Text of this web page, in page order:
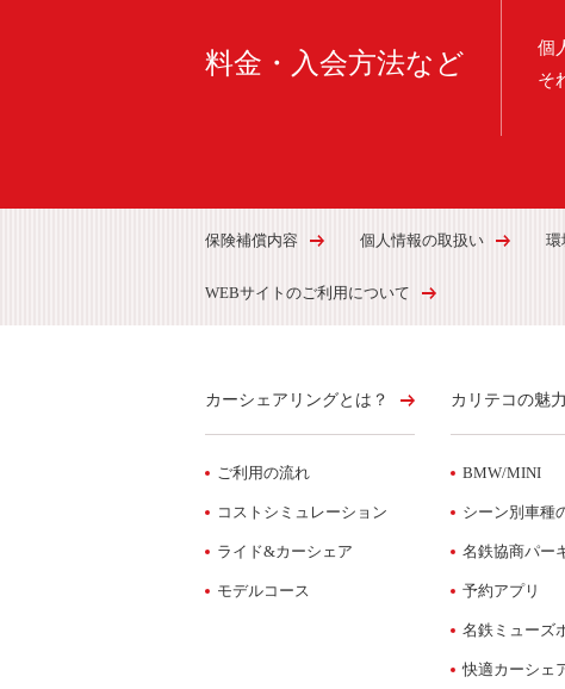
料金・入会方法など
個
そ
保険補償内容 個人情報の取扱い 環
WEBサイトのご利用について
カーシェアリングとは？
ご利用の流れ
コストシミュレーション
ライド&カーシェア
モデルコース
カリテコの魅力
BMW/MINI
シーン別車種
名鉄協商パー
予約アプリ
名鉄ミューズ
快適カーシェ